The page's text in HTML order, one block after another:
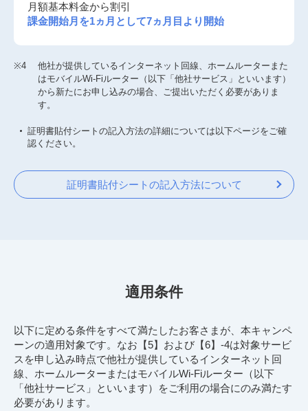
月額基本料金から割引
課金開始月を1ヵ月として7ヵ月目より開始
※4
他社が提供しているインターネット回線、ホームルーターまた
はモバイルWi-Fiルーター（以下「他社サービス」といいます）
から新たにお申し込みの場合、ご提出いただく必要がありま
す。
証明書貼付シートの記入方法の詳細については以下ページをご確
認ください。
証明書貼付シートの記入方法について
適用条件
以下に定める条件をすべて満たしたお客さまが、本キャンペ
ーンの適用対象です。なお【5】および【6】-4は対象サービ
スを申し込み時点で他社が提供しているインターネット回
線、ホームルーターまたはモバイルWi-Fiルーター（以下
「他社サービス」といいます）をご利用の場合にのみ満たす
必要があります。